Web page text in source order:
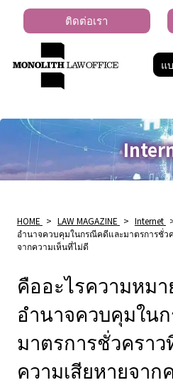
แ
ติดต่อเรา
HOME > LAW MAGAZINE > Internet
อำนาจควบคุมในกรณีคดีและมาตรการชั่ว
จากความเห็นที่ไม่ดี
คืออะไรความหม
อำนาจควบคุมใน
มาตรการชั่วคราว
ความเสียหายจาก